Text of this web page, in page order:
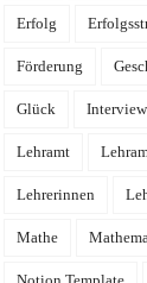
Erfolg
Förderung
Glück Interview
Lehramt
Lehrerinnen
Mathe